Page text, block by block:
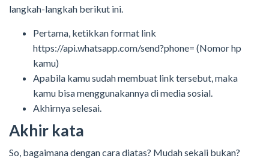
langkah-langkah berikut ini.
Pertama, ketikkan format link
https://api.whatsapp.com/send?phone= (Nomor hp
kamu)
Apabila kamu sudah membuat link tersebut, maka
kamu bisa menggunakannya di media sosial.
Akhirnya selesai.
Akhir kata
So, bagaimana dengan cara diatas? Mudah sekali bukan?